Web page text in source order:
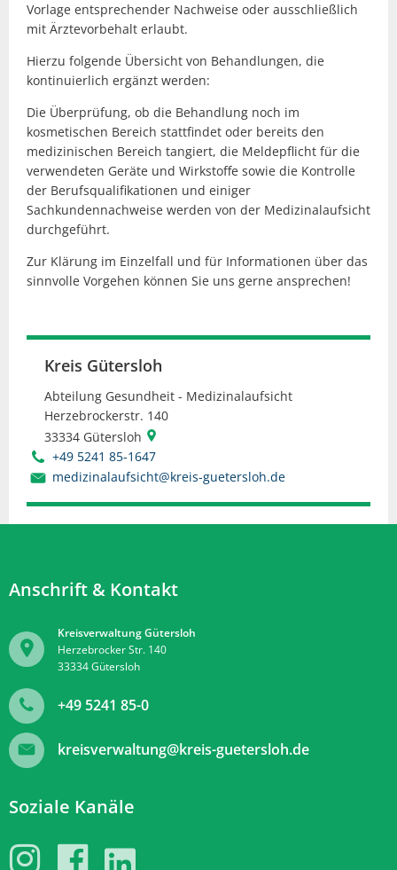
Vorlage entsprechender Nachweise oder ausschließlich
mit Ärztevorbehalt erlaubt.
Hierzu folgende Übersicht von Behandlungen, die
kontinuierlich ergänzt werden:
Die Überprüfung, ob die Behandlung noch im
kosmetischen Bereich stattfindet oder bereits den
medizinischen Bereich tangiert, die Meldepflicht für die
verwendeten Geräte und Wirkstoffe sowie die Kontrolle
der Berufsqualifikationen und einiger
Sachkundennachweise werden von der Medizinalaufsicht
durchgeführt.
Zur Klärung im Einzelfall und für Informationen über das
sinnvolle Vorgehen können Sie uns gerne ansprechen!
Kreis Gütersloh
Abteilung Gesundheit - Medizinalaufsicht
Herzebrockerstr. 140
33334 Gütersloh
+49 5241 85-1647
medizinalaufsicht@kreis-guetersloh.de
Anschrift & Kontakt
Kreisverwaltung Gütersloh
Herzebrocker Str. 140
33334Gütersloh
+49 5241 85-0
kreisverwaltung@kreis-guetersloh.de
Soziale Kanäle